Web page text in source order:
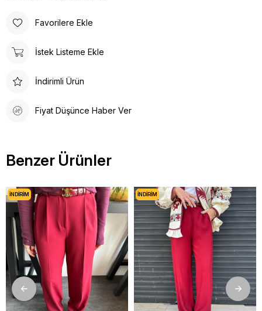
Favorilere Ekle
İstek Listeme Ekle
İndirimli Ürün
Fiyat Düşünce Haber Ver
Benzer Ürünler
İNDIRIM İNDIRIM